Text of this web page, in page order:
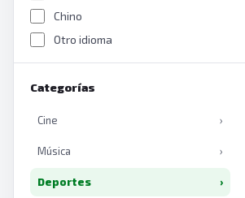
Chino
Otro idioma
Categorías
Cine ›
Música ›
Deportes ›